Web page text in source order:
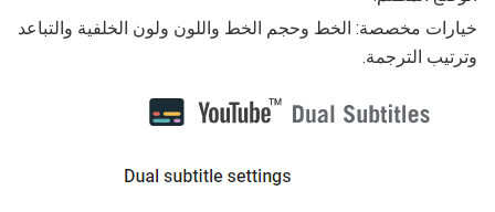
خيارات مخصصة: الخط وحجم الخط واللون ولون الخلفية والتباعد
وترتيب الترجمة.